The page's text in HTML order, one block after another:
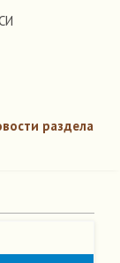
раздела